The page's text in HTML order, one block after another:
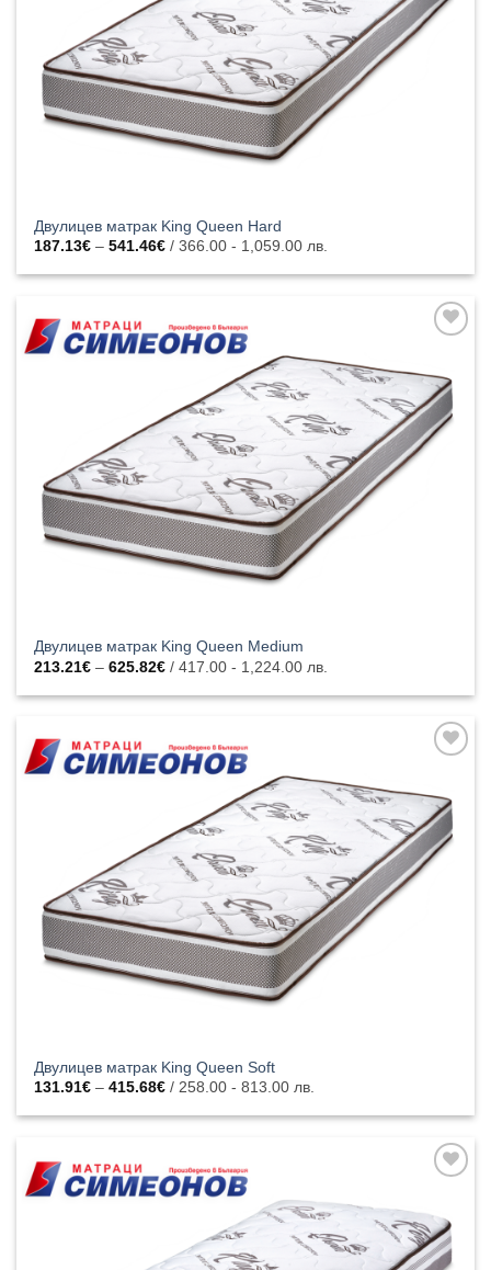
Двулицев матрак King Queen Hard
187.13€ – 541.46€Price
187.13€
/ 366.00 - 1,059.00 лв.
списъка с
харесани
продукти
Двулицев матрак King Queen Medium
213.21€ – 625.82€Price
213.21€
/ 417.00 - 1,224.00 лв.
списъка с
харесани
продукти
Двулицев матрак King Queen Soft
131.91€ – 415.68€Price
131.91€
/ 258.00 - 813.00 лв.
списъка с
харесани
продукти